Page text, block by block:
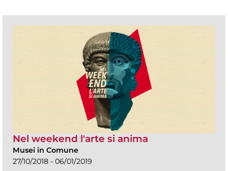
Nel weekend l'arte si anima
Musei in Comune
27/10/2018 - 06/01/2019